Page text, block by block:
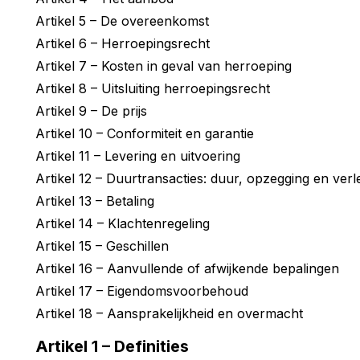
Artikel 5 – De overeenkomst
Artikel 6 – Herroepingsrecht
Artikel 7 – Kosten in geval van herroeping
Artikel 8 – Uitsluiting herroepingsrecht
Artikel 9 – De prijs
Artikel 10 – Conformiteit en garantie
Artikel 11 – Levering en uitvoering
Artikel 12 – Duurtransacties: duur, opzegging en
Artikel 13 – Betaling
Artikel 14 – Klachtenregeling
Artikel 15 – Geschillen
Artikel 16 – Aanvullende of afwijkende bepalingen
Artikel 17 – Eigendomsvoorbehoud
Artikel 18 – Aansprakelijkheid en overmacht
Artikel 1 – Definities